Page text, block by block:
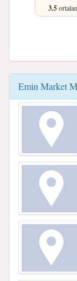
3.5
Emin Market